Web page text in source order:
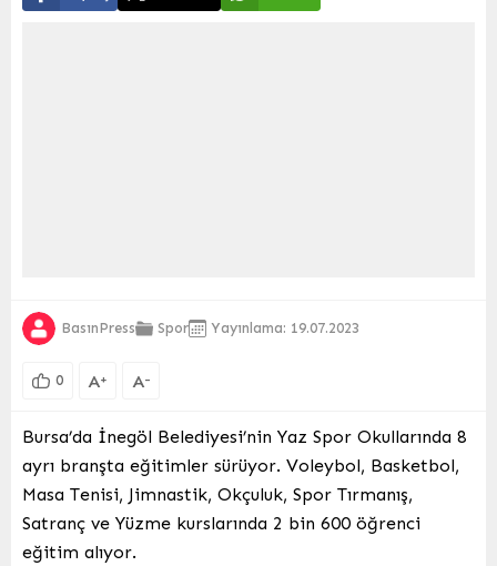
BasınPress Spor Yayınlama: 19.07.2023
0 A+ A-
Bursa’da İnegöl Belediyesi’nin Yaz Spor Okullarında 8
ayrı branşta eğitimler sürüyor. Voleybol, Basketbol,
Masa Tenisi, Jimnastik, Okçuluk, Spor Tırmanış,
Satranç ve Yüzme kurslarında 2 bin 600 öğrenci
eğitim alıyor.